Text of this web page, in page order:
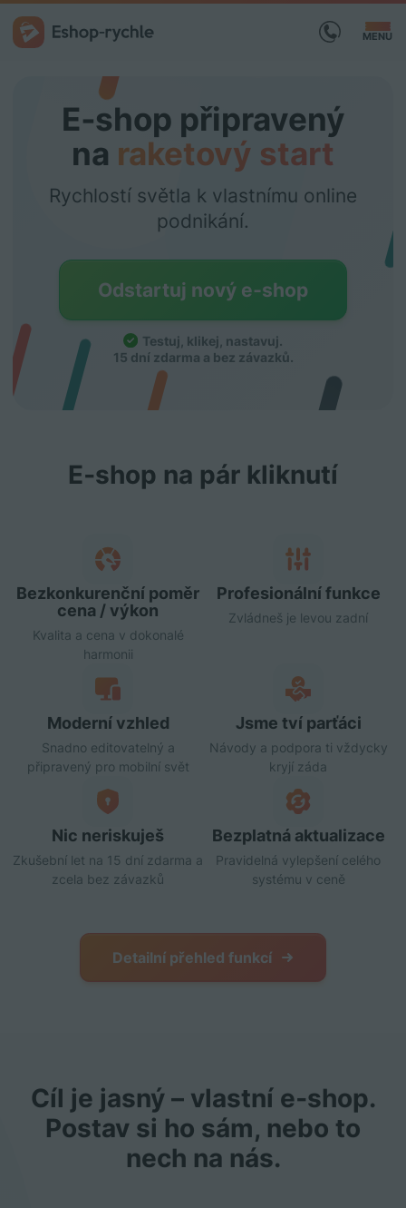
MENU
E‑shop připravený
na raketový start
Rychlostí světla k vlastnímu online
podnikání.
Odstartuj nový e‑shop
Testuj, klikej, nastavuj.
15 dní zdarma a bez závazků.
E‑shop na pár kliknutí
Bezkonkurenční poměr
cena / výkon
Kvalita a cena v dokonalé
harmonii
Profesionální funkce
Zvládneš je levou zadní
Moderní vzhled
Snadno editovatelný a
připravený pro mobilní svět
Jsme tví parťáci
Návody a podpora ti vždycky
kryjí záda
Nic neriskuješ
Zkušební let na 15 dní zdarma a
zcela bez závazků
Bezplatná aktualizace
Pravidelná vylepšení celého
systému v ceně
Detailní přehled funkcí
Cíl je jasný – vlastní e‑shop.
Postav si ho sám, nebo to
nech na nás.